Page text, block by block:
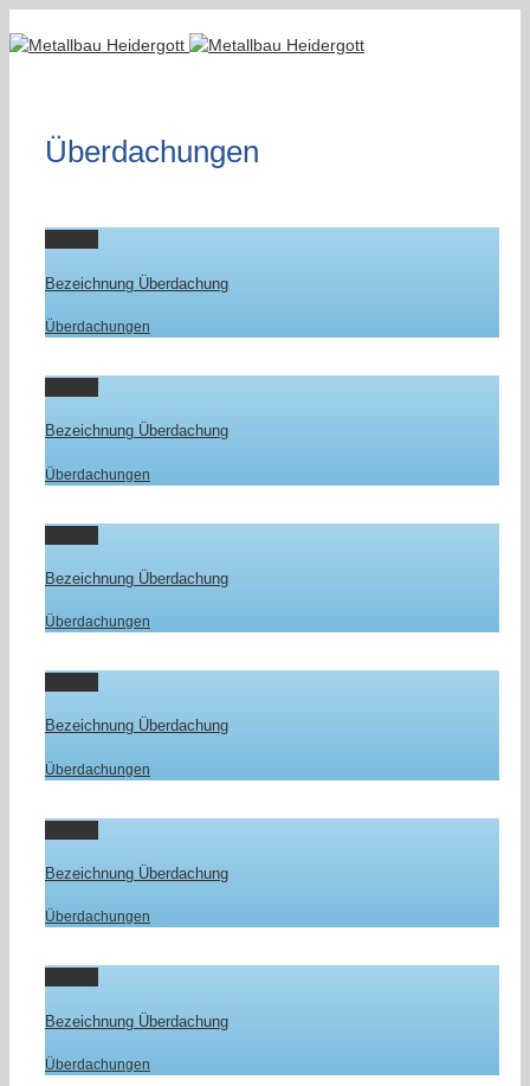
Überdachungen
Bezeichnung Überdachung
Überdachungen
Bezeichnung Überdachung
Überdachungen
Bezeichnung Überdachung
Überdachungen
Bezeichnung Überdachung
Überdachungen
Bezeichnung Überdachung
Überdachungen
Bezeichnung Überdachung
Überdachungen